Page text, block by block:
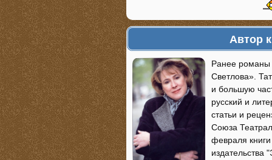
Автор
Ранее
Светлова».
и большую
русский и
статьи и
Союза
февраля
издательства